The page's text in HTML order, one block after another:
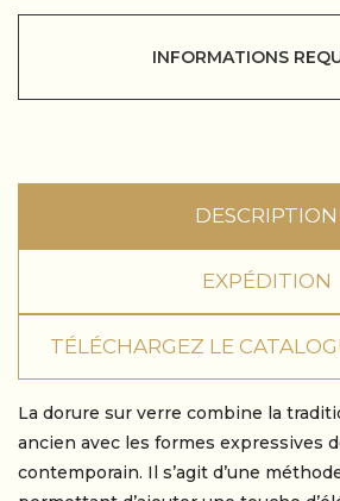
INFORMATIONS
DESCRIPTION
EXPÉDITION
TÉLÉCHARGEZ LE
La dorure sur verre combine la
ancien avec les formes expressives
contemporain. Il s’agit d’une